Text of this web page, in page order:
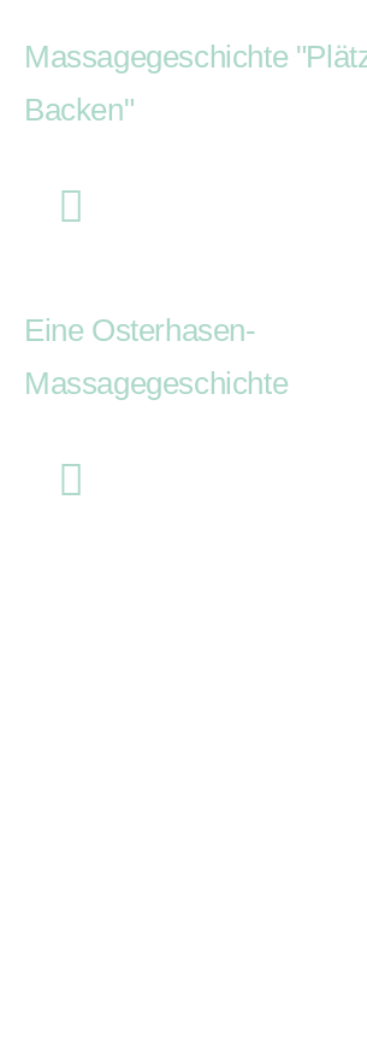
Massagegeschichte
Backen"
Eine Osterhasen-
Massagegeschichte